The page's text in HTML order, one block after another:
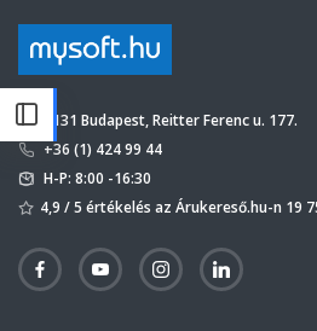
1131 Budapest, Reitter Ferenc u. 177.
+36 (1) 424 99 44
H-P: 8:00 -16:30
4,9 / 5 értékelés az Árukereső.hu-n 19